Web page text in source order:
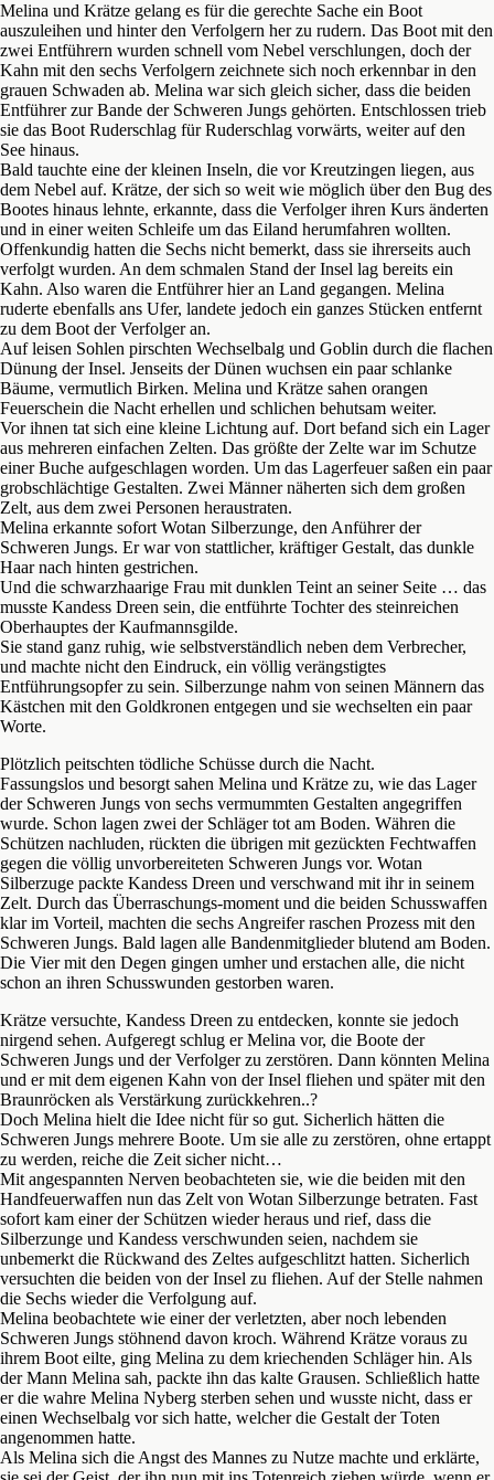
Melina und Krätze gelang es für die gerechte Sache ein Boot
auszuleihen und hinter den Verfolgern her zu rudern. Das Boot mit den
zwei Entführern wurden schnell vom Nebel verschlungen, doch der
Kahn mit den sechs Verfolgern zeichnete sich noch erkennbar in den
grauen Schwaden ab. Melina war sich gleich sicher, dass die beiden
Entführer zur Bande der Schweren Jungs gehörten. Entschlossen trieb
sie das Boot Ruderschlag für Ruderschlag vorwärts, weiter auf den
See hinaus.
Bald tauchte eine der kleinen Inseln, die vor Kreutzingen liegen, aus
dem Nebel auf. Krätze, der sich so weit wie möglich über den Bug des
Bootes hinaus lehnte, erkannte, dass die Verfolger ihren Kurs änderten
und in einer weiten Schleife um das Eiland herumfahren wollten.
Offenkundig hatten die Sechs nicht bemerkt, dass sie ihrerseits auch
verfolgt wurden. An dem schmalen Stand der Insel lag bereits ein
Kahn. Also waren die Entführer hier an Land gegangen. Melina
ruderte ebenfalls ans Ufer, landete jedoch ein ganzes Stücken entfernt
zu dem Boot der Verfolger an.
Auf leisen Sohlen pirschten Wechselbalg und Goblin durch die flachen
Dünung der Insel. Jenseits der Dünen wuchsen ein paar schlanke
Bäume, vermutlich Birken. Melina und Krätze sahen orangen
Feuerschein die Nacht erhellen und schlichen behutsam weiter.
Vor ihnen tat sich eine kleine Lichtung auf. Dort befand sich ein Lager
aus mehreren einfachen Zelten. Das größte der Zelte war im Schutze
einer Buche aufgeschlagen worden. Um das Lagerfeuer saßen ein paar
grobschlächtige Gestalten. Zwei Männer näherten sich dem großen
Zelt, aus dem zwei Personen heraustraten.
Melina erkannte sofort Wotan Silberzunge, den Anführer der
Schweren Jungs. Er war von stattlicher, kräftiger Gestalt, das dunkle
Haar nach hinten gestrichen.
Und die schwarzhaarige Frau mit dunklen Teint an seiner Seite … das
musste Kandess Dreen sein, die entführte Tochter des steinreichen
Oberhauptes der Kaufmannsgilde.
Sie stand ganz ruhig, wie selbstverständlich neben dem Verbrecher,
und machte nicht den Eindruck, ein völlig verängstigtes
Entführungsopfer zu sein. Silberzunge nahm von seinen Männern das
Kästchen mit den Goldkronen entgegen und sie wechselten ein paar
Worte.
Plötzlich peitschten tödliche Schüsse durch die Nacht.
Fassungslos und besorgt sahen Melina und Krätze zu, wie das Lager
der Schweren Jungs von sechs vermummten Gestalten angegriffen
wurde. Schon lagen zwei der Schläger tot am Boden. Währen die
Schützen nachluden, rückten die übrigen mit gezückten Fechtwaffen
gegen die völlig unvorbereiteten Schweren Jungs vor. Wotan
Silberzuge packte Kandess Dreen und verschwand mit ihr in seinem
Zelt. Durch das Überraschungs-moment und die beiden Schusswaffen
klar im Vorteil, machten die sechs Angreifer raschen Prozess mit den
Schweren Jungs. Bald lagen alle Bandenmitglieder blutend am Boden.
Die Vier mit den Degen gingen umher und erstachen alle, die nicht
schon an ihren Schusswunden gestorben waren.
Krätze versuchte, Kandess Dreen zu entdecken, konnte sie jedoch
nirgend sehen. Aufgeregt schlug er Melina vor, die Boote der
Schweren Jungs und der Verfolger zu zerstören. Dann könnten Melina
und er mit dem eigenen Kahn von der Insel fliehen und später mit den
Braunröcken als Verstärkung zurückkehren..?
Doch Melina hielt die Idee nicht für so gut. Sicherlich hätten die
Schweren Jungs mehrere Boote. Um sie alle zu zerstören, ohne ertappt
zu werden, reiche die Zeit sicher nicht…
Mit angespannten Nerven beobachteten sie, wie die beiden mit den
Handfeuerwaffen nun das Zelt von Wotan Silberzunge betraten. Fast
sofort kam einer der Schützen wieder heraus und rief, dass die
Silberzunge und Kandess verschwunden seien, nachdem sie
unbemerkt die Rückwand des Zeltes aufgeschlitzt hatten. Sicherlich
versuchten die beiden von der Insel zu fliehen. Auf der Stelle nahmen
die Sechs wieder die Verfolgung auf.
Melina beobachtete wie einer der verletzten, aber noch lebenden
Schweren Jungs stöhnend davon kroch. Während Krätze voraus zu
ihrem Boot eilte, ging Melina zu dem kriechenden Schläger hin. Als
der Mann Melina sah, packte ihn das kalte Grausen. Schließlich hatte
er die wahre Melina Nyberg sterben sehen und wusste nicht, dass er
einen Wechselbalg vor sich hatte, welcher die Gestalt der Toten
angenommen hatte.
Als Melina sich die Angst des Mannes zu Nutze machte und erklärte,